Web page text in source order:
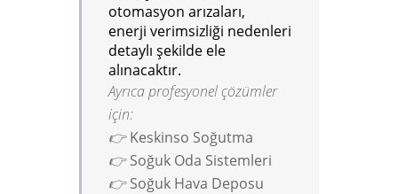
otomasyon arızaları,
enerji verimsizliği nedenleri
detaylı şekilde ele
alınacaktır.
Ayrıca profesyonel çözümler
için:
👉Keskinso Soğutma
👉Soğuk Oda Sistemleri
👉Soğuk Hava Deposu